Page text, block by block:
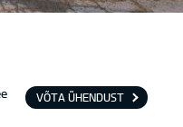
VÕTA ÜHENDUST